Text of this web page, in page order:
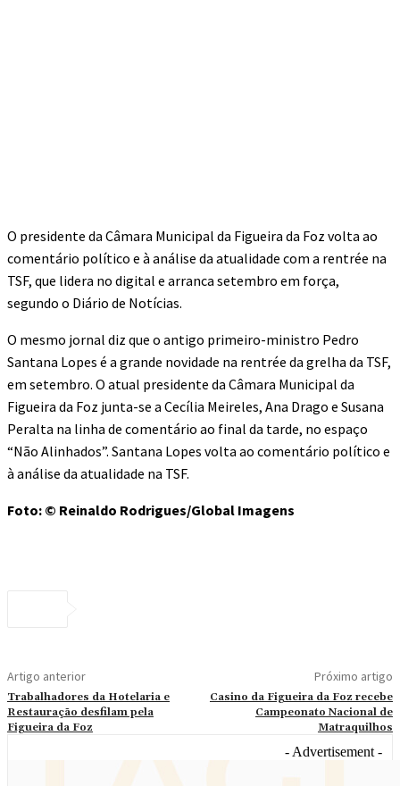
O presidente da Câmara Municipal da Figueira da Foz volta ao
comentário político e à análise da atualidade com a rentrée na
TSF, que lidera no digital e arranca setembro em força,
segundo o Diário de Notícias.
O mesmo jornal diz que o antigo primeiro-ministro Pedro
Santana Lopes é a grande novidade na rentrée da grelha da TSF,
em setembro. O atual presidente da Câmara Municipal da
Figueira da Foz junta-se a Cecília Meireles, Ana Drago e Susana
Peralta na linha de comentário ao final da tarde, no espaço
“Não Alinhados”. Santana Lopes volta ao comentário político e
à análise da atualidade na TSF.
Foto: © Reinaldo Rodrigues/Global Imagens
Artigo anterior
Trabalhadores da Hotelaria e
Restauração desfilam pela
Figueira da Foz
Próximo artigo
Casino da Figueira da Foz recebe
Campeonato Nacional de
Matraquilhos
- Advertisement -